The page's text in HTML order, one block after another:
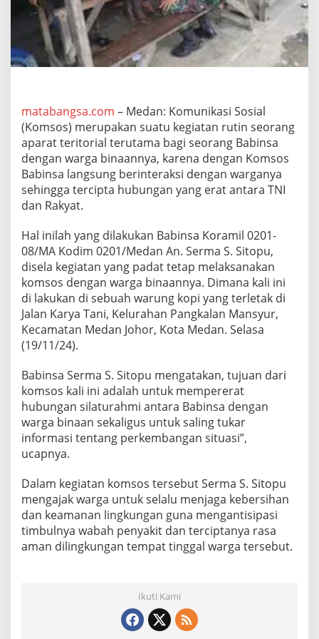
a
n
a
r
g
B
a
b
i
n
s
a
a
m
i
0
2
0
1
/
M
A
K
o
m
s
D
i
W
a
r
p
matabangsa.com – Medan: Komunikasi Sosial
(Komsos) merupakan suatu kegiatan rutin seorang
aparat teritorial terutama bagi seorang Babinsa
dengan warga binaannya, karena dengan Komsos
Babinsa langsung berinteraksi dengan warganya
sehingga tercipta hubungan yang erat antara TNI
dan Rakyat.
Hal inilah yang dilakukan Babinsa Koramil 0201-
08/MA Kodim 0201/Medan An. Serma S. Sitopu,
disela kegiatan yang padat tetap melaksanakan
komsos dengan warga binaannya. Dimana kali ini
di lakukan di sebuah warung kopi yang terletak di
Jalan Karya Tani, Kelurahan Pangkalan Mansyur,
Kecamatan Medan Johor, Kota Medan. Selasa
(19/11/24).
Babinsa Serma S. Sitopu mengatakan, tujuan dari
komsos kali ini adalah untuk mempererat
hubungan silaturahmi antara Babinsa dengan
warga binaan sekaligus untuk saling tukar
informasi tentang perkembangan situasi”,
ucapnya.
Dalam kegiatan komsos tersebut Serma S. Sitopu
mengajak warga untuk selalu menjaga kebersihan
dan keamanan lingkungan guna mengantisipasi
timbulnya wabah penyakit dan terciptanya rasa
aman dilingkungan tempat tinggal warga tersebut.
Ikuti Kami